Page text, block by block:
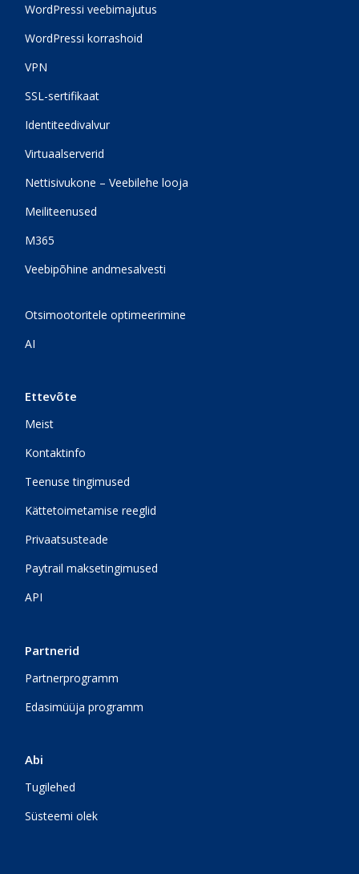
WordPressi veebimajutus
WordPressi korrashoid
VPN
SSL-sertifikaat
Identiteedivalvur
Virtuaalserverid
Nettisivukone – Veebilehe looja
Meiliteenused
M365
Veebipõhine andmesalvesti
Otsimootoritele optimeerimine
AI
Ettevõte
Meist
Kontaktinfo
Teenuse tingimused
Kättetoimetamise reeglid
Privaatsusteade
Paytrail maksetingimused
API
Partnerid
Partnerprogramm
Edasimüüja programm
Abi
Tugilehed
Süsteemi olek